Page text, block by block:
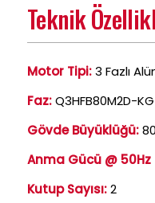
Teknik
Motor Tipi:3 Fazlı
Faz:Q3HFB80M2D-KG
Gövde Büyüklüğü:80
Anma Gücü @
Kutup Sayısı:2